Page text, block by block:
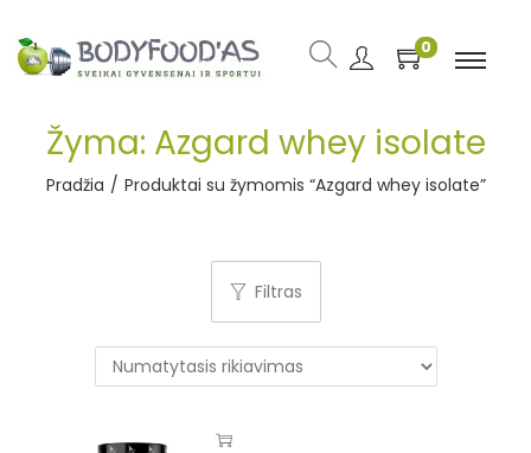
0
Žyma: Azgard whey isolate
Pradžia / Produktai su žymomis “Azgard whey isolate”
Filtras